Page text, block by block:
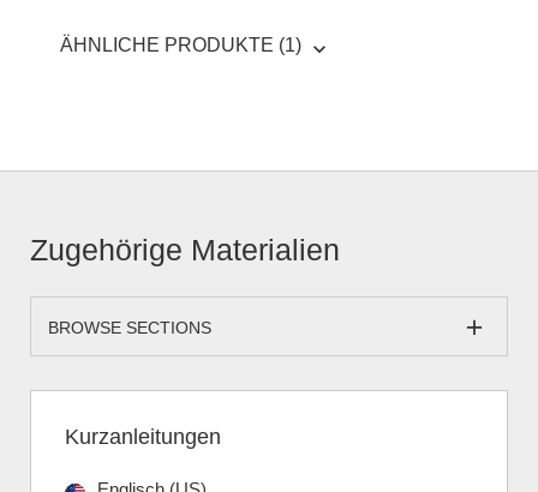
ÄHNLICHE PRODUKTE (1)
Zugehörige Materialien
BROWSE SECTIONS
Kurzanleitungen